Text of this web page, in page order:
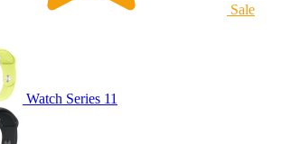
Sale
Watch Series 11